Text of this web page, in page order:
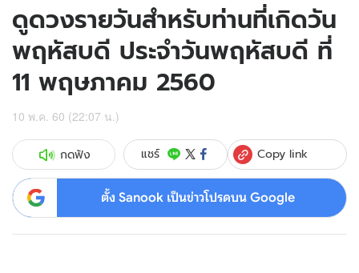
ดูดวงรายวันสำหรับท่านที่เกิดวัน
พฤหัสบดี ประจำวันพฤหัสบดี ที่
11 พฤษภาคม 2560
10 พ.ค. 60 (22:07 น.)
กดฟัง แชร์ Copy link
ตั้ง Sanook เป็นข่าวโปรดบน Google